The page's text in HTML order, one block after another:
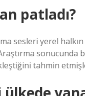
patladı?
sesleri yerel
tahmin